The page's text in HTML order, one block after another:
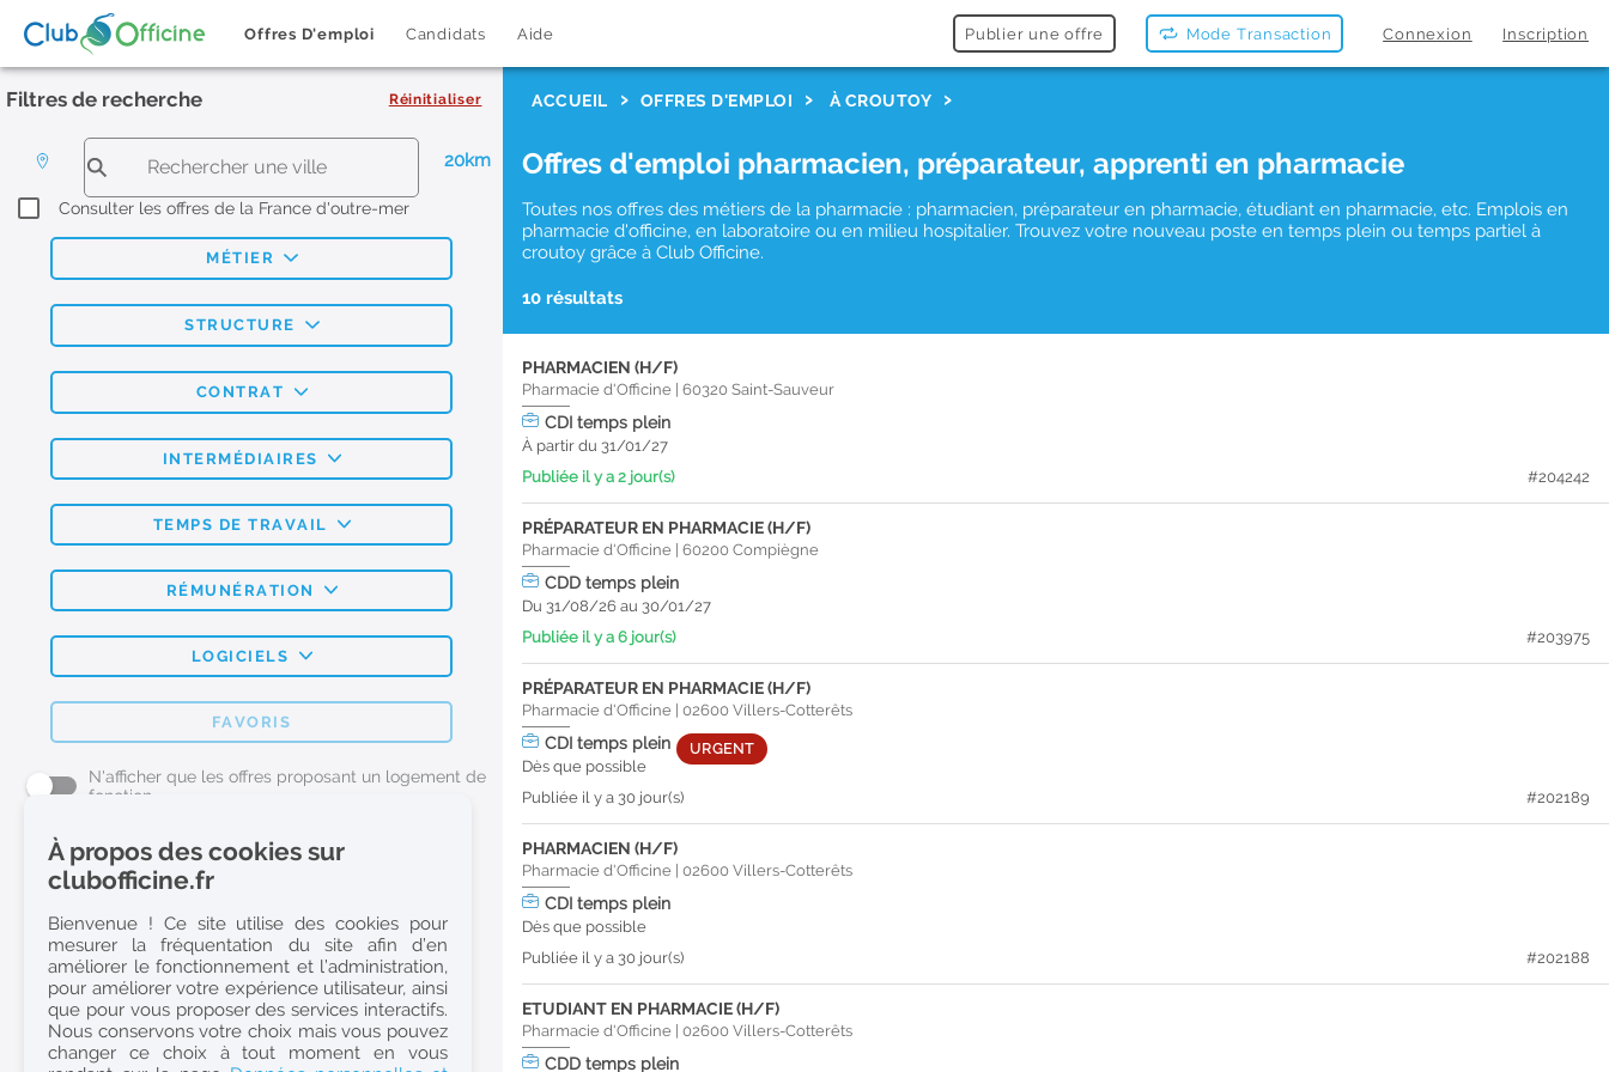
Offres D'emploi Candidats Aide Publier une offre Mode Transaction Connexion Inscription
Filtres de recherche Réinitialiser
20km
Consulter les offres de la France d'outre-mer
MÉTIER
STRUCTURE
CONTRAT
INTERMÉDIAIRES
TEMPS DE TRAVAIL
RÉMUNÉRATION
LOGICIELS
FAVORIS
N'afficher que les offres proposant un logement de
fonction
L'emploi Pharmacie par métier
Pharmacien (H/F)
Préparateur en Pharmacie (H/F)
Etudiant en Pharmacie (H/F)
Etudiant en Pharmacie 6e année validée (H/F)
Conseiller Dermo Cosmetique - Esthéticienne (H/F)
ACCUEIL OFFRES D'EMPLOI À CROUTOY
Offres d'emploi pharmacien, préparateur, apprenti en pharmacie
Toutes nos offres des métiers de la pharmacie : pharmacien, préparateur en pharmacie, étudiant en pharmacie, etc. Emplois en
pharmacie d'officine, en laboratoire ou en milieu hospitalier. Trouvez votre nouveau poste en temps plein ou temps partiel à
croutoy grâce à Club Officine.
10 résultats
PHARMACIEN (H/F)
Pharmacie d'Officine |60320Saint-Sauveur
CDItemps plein
À partir du 31/01/27
Publiée il y a 2 jour(s)
#204242
PRÉPARATEUR EN PHARMACIE (H/F)
Pharmacie d'Officine |60200Compiègne
CDDtemps plein
Du 31/08/26 au 30/01/27
Publiée il y a 6 jour(s)
#203975
PRÉPARATEUR EN PHARMACIE (H/F)
Pharmacie d'Officine |02600Villers-Cotterêts
CDItemps plein
Dès que possible
URGENT
Publiée il y a 30 jour(s) #202189
PHARMACIEN (H/F)
Pharmacie d'Officine |02600Villers-Cotterêts
CDItemps plein
Dès que possible
Publiée il y a 30 jour(s)
#202188
ETUDIANT EN PHARMACIE (H/F)
Pharmacie d'Officine |02600Villers-Cotterêts
CDDtemps plein
À propos des cookies sur
clubofficine.fr
Bienvenue ! Ce site utilise des cookies pour
mesurer la fréquentation du site afin d’en
améliorer le fonctionnement et l’administration,
pour améliorer votre expérience utilisateur, ainsi
que pour vous proposer des services interactifs.
Nous conservons votre choix mais vous pouvez
changer ce choix à tout moment en vous